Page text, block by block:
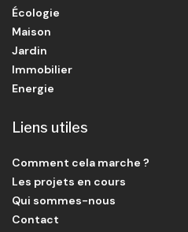
Écologie
Maison
Jardin
Immobilier
Energie
Liens utiles
Comment cela marche ?
Les projets en cours
Qui sommes-nous
Contact